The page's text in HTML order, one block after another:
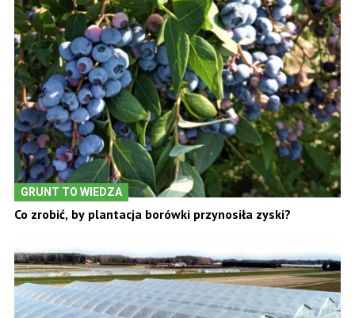
GRUNT TO WIEDZA
Co zrobić, by plantacja borówki przynosiła zyski?